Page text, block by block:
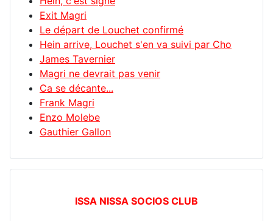
Exit Magri
Le départ de Louchet confirmé
Hein arrive, Louchet s'en va suivi par Cho
James Tavernier
Magri ne devrait pas venir
Ca se décante...
Frank Magri
Enzo Molebe
Gauthier Gallon
ISSA NISSA SOCIOS CLUB